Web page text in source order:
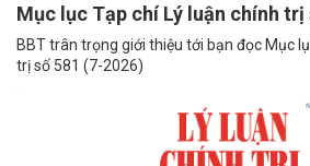
Mục lục Tạp chí Lý luận chính trị
BBT trân trọng giới thiệu tới bạn đọc Mục
trị số 581 (7-2026)